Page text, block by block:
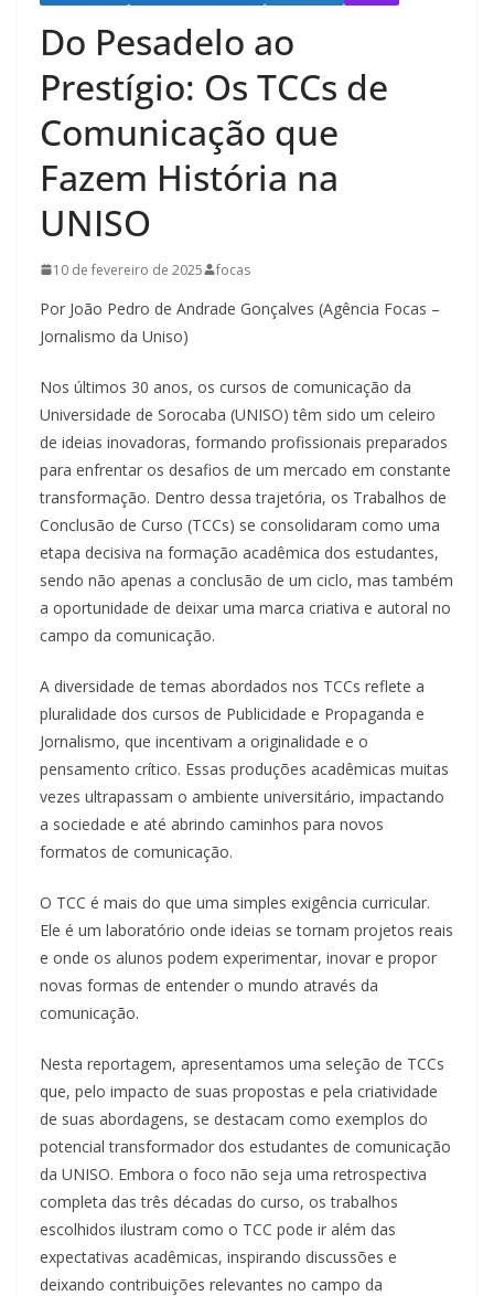
Do Pesadelo ao
Prestígio: Os TCCs de
Comunicação que
Fazem História na
UNISO
10 de fevereiro de 2025 focas
Por João Pedro de Andrade Gonçalves (Agência Focas –
Jornalismo da Uniso)
Nos últimos 30 anos, os cursos de comunicação da
Universidade de Sorocaba (UNISO) têm sido um celeiro
de ideias inovadoras, formando profissionais preparados
para enfrentar os desafios de um mercado em constante
transformação. Dentro dessa trajetória, os Trabalhos de
Conclusão de Curso (TCCs) se consolidaram como uma
etapa decisiva na formação acadêmica dos estudantes,
sendo não apenas a conclusão de um ciclo, mas também
a oportunidade de deixar uma marca criativa e autoral no
campo da comunicação.
A diversidade de temas abordados nos TCCs reflete a
pluralidade dos cursos de Publicidade e Propaganda e
Jornalismo, que incentivam a originalidade e o
pensamento crítico. Essas produções acadêmicas muitas
vezes ultrapassam o ambiente universitário, impactando
a sociedade e até abrindo caminhos para novos
formatos de comunicação.
O TCC é mais do que uma simples exigência curricular.
Ele é um laboratório onde ideias se tornam projetos reais
e onde os alunos podem experimentar, inovar e propor
novas formas de entender o mundo através da
comunicação.
Nesta reportagem, apresentamos uma seleção de TCCs
que, pelo impacto de suas propostas e pela criatividade
de suas abordagens, se destacam como exemplos do
potencial transformador dos estudantes de comunicação
da UNISO. Embora o foco não seja uma retrospectiva
completa das três décadas do curso, os trabalhos
escolhidos ilustram como o TCC pode ir além das
expectativas acadêmicas, inspirando discussões e
deixando contribuições relevantes no campo da